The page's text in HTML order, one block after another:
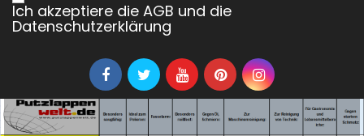
Ich akzeptiere die AGB und die
Datenschutzerklärung